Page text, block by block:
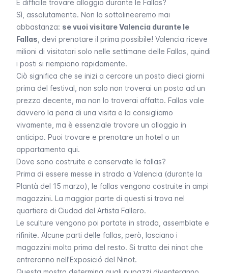
È difficile trovare alloggio durante le Fallas?
Sì, assolutamente. Non lo sottolineeremo mai
abbastanza: se vuoi visitare Valencia durante le
Fallas devi prenotare il prima possibile! Valencia riceve
milioni di visitatori solo nelle settimane delle Fallas , quindi
i posti si riempiono rapidamente.
Ciò significa che se inizi a cercare un posto dieci giorni
prima del festival, non solo non troverai un posto ad un
prezzo decente, ma non lo troverai affatto. Fallas vale
davvero la pena di una visita e la consigliamo
vivamente, ma è essenziale trovare un alloggio in
anticipo. Puoi trovare e prenotare un hotel o un
appartamento qui.
Dove sono costruite e conservate le fallas?
Prima di essere messe in strada a Valencia (durante la
Plantà del 15 marzo), le fallas vengono costruite in ampi
magazzini. La maggior parte di questi si trova nel
quartiere di Ciudad del Artista Fallero.
Le sculture vengono poi portate in strada, assemblate e
rifinite. Alcune parti delle fallas , però, lasciano i
magazzini molto prima del resto. Si tratta dei ninot che
entreranno nell’Exposició del Ninot.